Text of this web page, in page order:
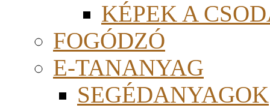
KÉPEK A
FOGÓDZÓ
E-TANANYAG
SEGÉDANYAGOK